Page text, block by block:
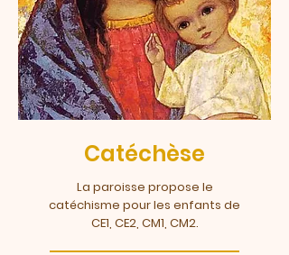
Catéchèse
La paroisse propose le
catéchisme pour les enfants de
CE1, CE2, CM1, CM2.